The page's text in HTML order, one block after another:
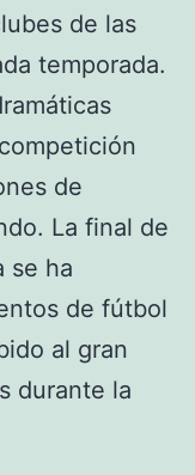
de las
temporada.
de
La final de
se ha
de fútbol
al gran
durante la